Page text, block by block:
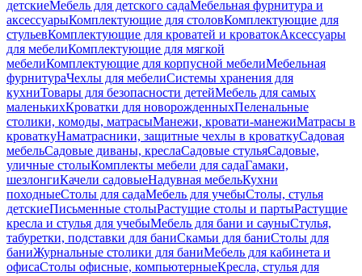
детскиеМебель для детского садаМебельная фурнитура и
аксессуарыКомплектующие для столовКомплектующие для
стульевКомплектующие для кроватей и кроватокАксессуары
для мебелиКомплектующие для мягкой
мебелиКомплектующие для корпусной мебелиМебельная
фурнитураЧехлы для мебелиСистемы хранения для
кухниТовары для безопасности детейМебель для самых
маленькихКроватки для новорожденныхПеленальные
столики, комоды, матрасыМанежи, кровати-манежиМатрасы в
кроваткуНаматрасники, защитные чехлы в кроваткуСадовая
мебельСадовые диваны, креслаСадовые стульяСадовые,
уличные столыКомплекты мебели для садаГамаки,
шезлонгиКачели садовыеНадувная мебельКухни
походныеСтолы для садаМебель для учебыСтолы, стулья
детскиеПисьменные столыРастущие столы и партыРастущие
кресла и стулья для учебыМебель для бани и сауныСтулья,
табуретки, подставки для баниСкамьи для баниСтолы для
баниЖурнальные столики для баниМебель для кабинета и
офисаСтолы офисные, компьютерныеКресла, стулья для